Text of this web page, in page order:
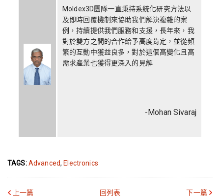
Moldex3D團隊一直秉持系統化研究方法以
及即時回覆機制來協助我們解決複雜的案
例，持續提供我們服務和支援，長年來，我
對於雙方之間的合作給予高度肯定，並從頻
繁的互動中獲益良多，對於這個高變化且高
需求產業也獲得更深入的見解
-Mohan Sivaraj
TAGS:Advanced, Electronics
上一篇 回列表 下一篇